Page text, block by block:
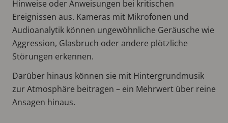
Hinweise oder Anweisungen bei kritischen
Ereignissen aus. Kameras mit Mikrofonen und
Audioanalytik können ungewöhnliche Geräusche wie
Aggression, Glasbruch oder andere plötzliche
Störungen erkennen.
Darüber hinaus können sie mit Hintergrundmusik
zur Atmosphäre beitragen – ein Mehrwert über reine
Ansagen hinaus.